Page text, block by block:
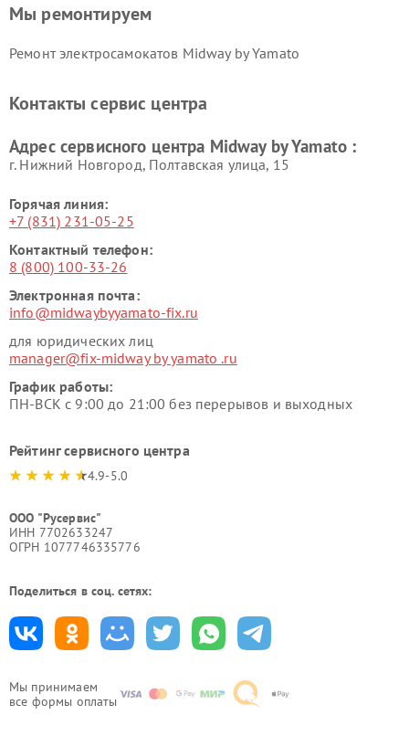
Мы принимаем
все формы оплаты
Мы ремонтируем
Ремонт электросамокатов Midway by Yamato
Контакты сервис центра
Адрес сервисного центра Midway by Yamato :
г. Нижний Новгород, Полтавская улица, 15
Горячая линия:
+7 (831) 231-05-25
Контактный телефон:
8 (800) 100-33-26
Электронная почта:
info@midwaybyyamato-fix.ru
для юридических лиц
manager@fix-midway by yamato .ru
График работы:
ПН-ВСК с 9:00 до 21:00 без перерывов и выходных
Рейтинг сервисного центра
4.9-5.0
ООО "Русервис"
ИНН 7702633247
ОГРН 1077746335776
Поделиться в соц. сетях: